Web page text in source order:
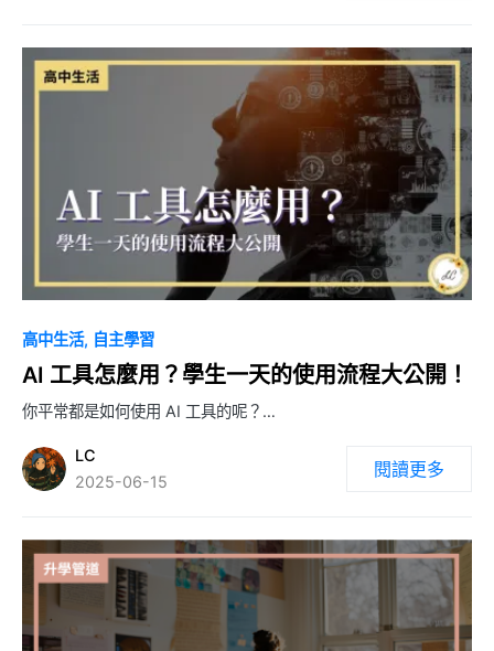
高中生活 自主學習
AI 工具怎麼用？學生一天的使用流程大公開！
你平常都是如何使用 AI 工具的呢？…
LC
2025-06-15
閱讀更多